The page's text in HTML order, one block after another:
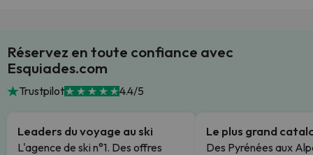
Réservez en toute confiance avec
Esquiades.com
Trustpilot 4.4/5
Leaders du voyage au ski
L'agence de ski n°1. Des offres
Le plus grand
Des Pyrénées aux